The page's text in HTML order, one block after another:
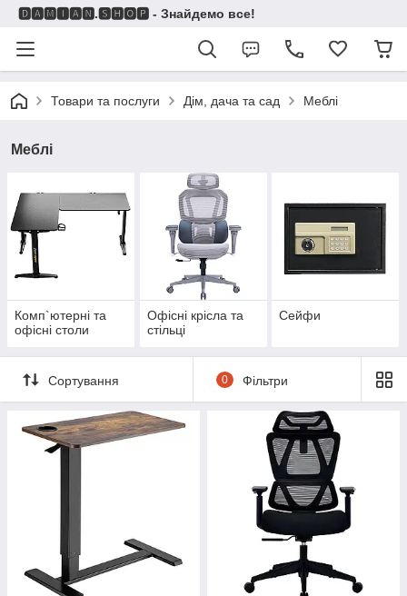
🅳🅰🅼🅸🅰🅽.🆂🅷🅾🅿 - Знайдемо все!
Товари та послуги Дім, дача та сад Меблі
Меблі
Комп`ютерні та
офісні столи
Офісні крісла та
стільці
Сейфи
Сортування 0 Фільтри